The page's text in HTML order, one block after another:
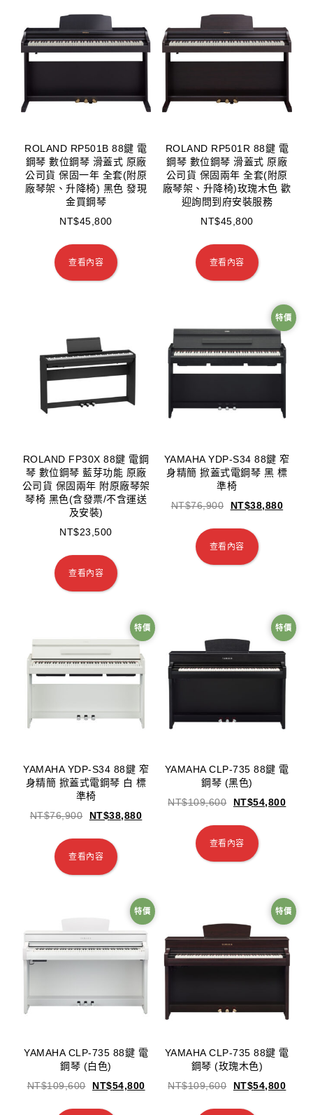
ROLAND RP501B 88鍵 電
鋼琴 數位鋼琴 滑蓋式 原廠
公司貨 保固一年 全套(附原
廠琴架、升降椅) 黑色 發現
金買鋼琴
NT$45,800
查看內容
ROLAND RP501R 88鍵 電
鋼琴 數位鋼琴 滑蓋式 原廠
公司貨 保固兩年 全套(附原
廠琴架、升降椅)玫瑰木色 歡
迎詢問到府安裝服務
NT$45,800
查看內容
ROLAND FP30X 88鍵 電鋼
琴 數位鋼琴 藍芽功能 原廠
公司貨 保固兩年 附原廠琴架
琴椅 黑色(含發票/不含運送
及安裝)
NT$23,500
查看內容
特價
YAMAHA YDP-S34 88鍵 窄
身精簡 掀蓋式電鋼琴 黑 標
準椅
NT$76,900 NT$38,880
查看內容
特價
YAMAHA YDP-S34 88鍵 窄
身精簡 掀蓋式電鋼琴 白 標
準椅
NT$76,900 NT$38,880
查看內容
特價
YAMAHA CLP-735 88鍵 電
鋼琴 (黑色)
NT$109,600 NT$54,800
查看內容
特價
YAMAHA CLP-735 88鍵 電
鋼琴 (白色)
NT$109,600 NT$54,800
特價
YAMAHA CLP-735 88鍵 電
鋼琴 (玫瑰木色)
NT$109,600 NT$54,800